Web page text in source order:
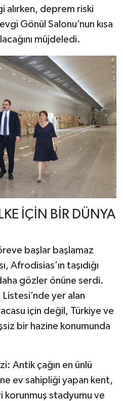
alırken, deprem riski
Gönül Salonu’nun kısa
müjdeledi.
İÇİN BİR DÜNYA
başlar başlamaz
Afrodisias’ın taşıdığı
gözler önüne serdi.
yer alan
için değil, Türkiye ve
bir hazine konumunda
Antik çağın en ünlü
ev sahipliği yapan kent,
korunmuş stadyumu ve